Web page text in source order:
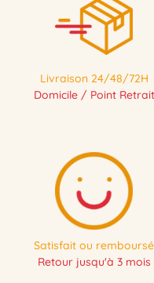
Livraison 24/48/72H
Domicile / Point Retrait
Satisfait ou remboursé
Retour jusqu'à 3 mois